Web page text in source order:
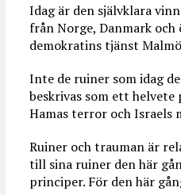
Idag är den självklara
från Norge, Danmark och
demokratins tjänst
Inte de ruiner som idag
beskrivas som ett
Hamas terror och Israels
Ruiner och trauman är
till sina ruiner den här
principer. För den här